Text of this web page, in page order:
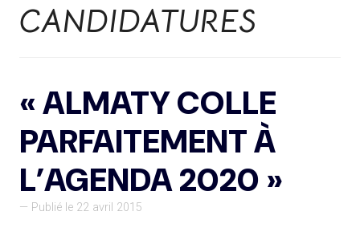
CANDIDATURES
« ALMATY COLLE
PARFAITEMENT À
L’AGENDA 2020 »
— Publié le 22 avril 2015